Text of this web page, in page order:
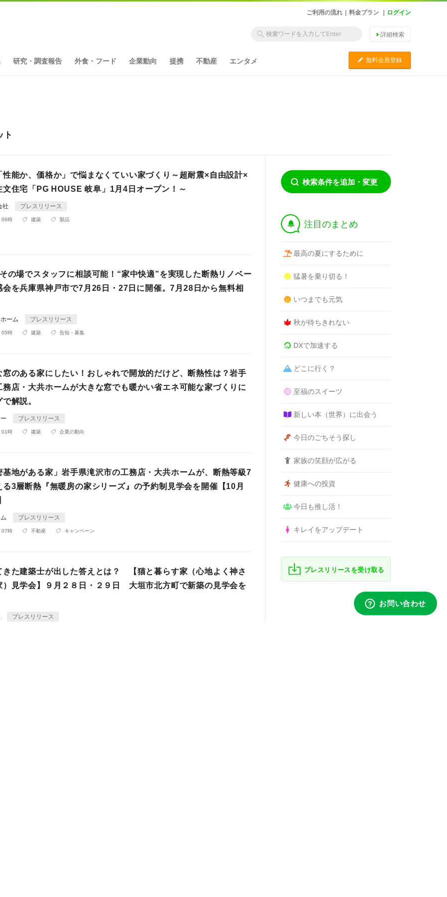
ご利用の流れ 料金プラン ログイン
詳細検索
研究・調査報告 外食・フード 企業動向 提携 不動産 エンタメ C 無料会員登録
ト
性能か、価格か」で悩まなくていい家づくり～超耐震×自由設計×
文住宅「PG HOUSE 岐阜」1月4日オープン！～
社 プレスリリース
06時 建築 製品
の場でスタッフに相談可能！“家中快適”を実現した断熱リノベー
会を兵庫県神戸市で7月26日・27日に開催。7月28日から無料相
ーム プレスリリース
05時 建築 告知・募集
窓のある家にしたい！おしゃれで開放的だけど、断熱性は？岩手
務店・大共ホームが大きな窓でも暖かい省エネ可能な家づくりに
解説。
プレスリリース
01時 建築 企業の動向
基地がある家」岩手県滝沢市の工務店・大共ホームが、断熱等級7
る3層断熱『無暖房の家シリーズ』の予約制見学会を開催【10月
プレスリリース
07時 不動産 キャンペーン
きた建築士が出した答えとは？ 【猫と暮らす家（心地よく神さ
）見学会】９月２８日・２９日 大垣市北方町で新築の見学会を
プレスリリース
検索条件を追加・変更
† 注目のまとめ
最高の夏にするために
猛暑を乗り切る！
いつまでも元気
秋が待ちきれない
DXで加速する
どこに行く？
至福のスイーツ
新しい本（世界）に出会う
今日のごちそう探し
家族の笑顔が広がる
健康への投資
今日も推し活！
キレイをアップデート
プレスリリースを受け取る